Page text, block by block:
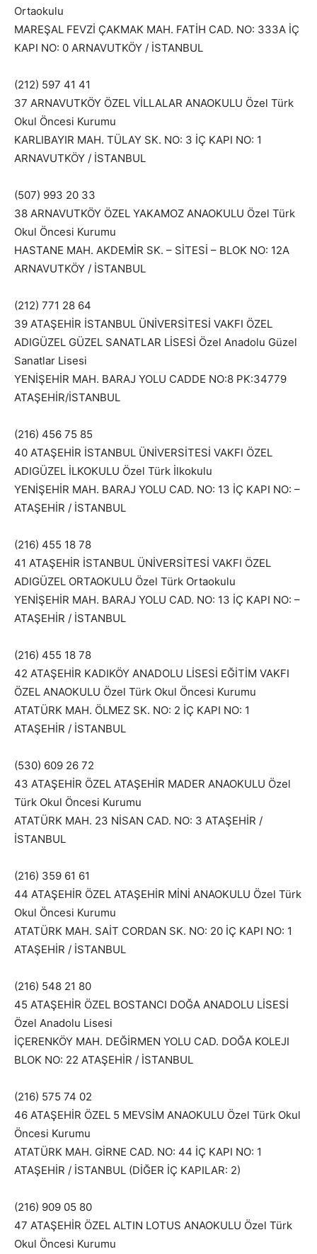
Ortaokulu
MAREŞAL FEVZİ ÇAKMAK MAH. FATİH CAD. NO: 333A İÇ
KAPI NO: 0 ARNAVUTKÖY / İSTANBUL
(212) 597 41 41
37 ARNAVUTKÖY ÖZEL VİLLALAR ANAOKULU Özel Türk
Okul Öncesi Kurumu
KARLIBAYIR MAH. TÜLAY SK. NO: 3 İÇ KAPI NO: 1
ARNAVUTKÖY / İSTANBUL
(507) 993 20 33
38 ARNAVUTKÖY ÖZEL YAKAMOZ ANAOKULU Özel Türk
Okul Öncesi Kurumu
HASTANE MAH. AKDEMİR SK. – SİTESİ – BLOK NO: 12A
ARNAVUTKÖY / İSTANBUL
(212) 771 28 64
39 ATAŞEHİR İSTANBUL ÜNİVERSİTESİ VAKFI ÖZEL
ADIGÜZEL GÜZEL SANATLAR LİSESİ Özel Anadolu Güzel
Sanatlar Lisesi
YENİŞEHİR MAH. BARAJ YOLU CADDE NO:8 PK:34779
ATAŞEHİR/İSTANBUL
(216) 456 75 85
40 ATAŞEHİR İSTANBUL ÜNİVERSİTESİ VAKFI ÖZEL
ADIGÜZEL İLKOKULU Özel Türk İlkokulu
YENİŞEHİR MAH. BARAJ YOLU CAD. NO: 13 İÇ KAPI NO: –
ATAŞEHİR / İSTANBUL
(216) 455 18 78
41 ATAŞEHİR İSTANBUL ÜNİVERSİTESİ VAKFI ÖZEL
ADIGÜZEL ORTAOKULU Özel Türk Ortaokulu
YENİŞEHİR MAH. BARAJ YOLU CAD. NO: 13 İÇ KAPI NO: –
ATAŞEHİR / İSTANBUL
(216) 455 18 78
42 ATAŞEHİR KADIKÖY ANADOLU LİSESİ EĞİTİM VAKFI
ÖZEL ANAOKULU Özel Türk Okul Öncesi Kurumu
ATATÜRK MAH. ÖLMEZ SK. NO: 2 İÇ KAPI NO: 1
ATAŞEHİR / İSTANBUL
(530) 609 26 72
43 ATAŞEHİR ÖZEL ATAŞEHİR MADER ANAOKULU Özel
Türk Okul Öncesi Kurumu
ATATÜRK MAH. 23 NİSAN CAD. NO: 3 ATAŞEHİR /
İSTANBUL
(216) 359 61 61
44 ATAŞEHİR ÖZEL ATAŞEHİR MİNİ ANAOKULU Özel Türk
Okul Öncesi Kurumu
ATATÜRK MAH. SAİT CORDAN SK. NO: 20 İÇ KAPI NO: 1
ATAŞEHİR / İSTANBUL
(216) 548 21 80
45 ATAŞEHİR ÖZEL BOSTANCI DOĞA ANADOLU LİSESİ
Özel Anadolu Lisesi
İÇERENKÖY MAH. DEĞİRMEN YOLU CAD. DOĞA KOLEJI
BLOK NO: 22 ATAŞEHİR / İSTANBUL
(216) 575 74 02
46 ATAŞEHİR ÖZEL 5 MEVSİM ANAOKULU Özel Türk Okul
Öncesi Kurumu
ATATÜRK MAH. GİRNE CAD. NO: 44 İÇ KAPI NO: 1
ATAŞEHİR / İSTANBUL (DİĞER İÇ KAPILAR: 2)
(216) 909 05 80
47 ATAŞEHİR ÖZEL ALTIN LOTUS ANAOKULU Özel Türk
Okul Öncesi Kurumu